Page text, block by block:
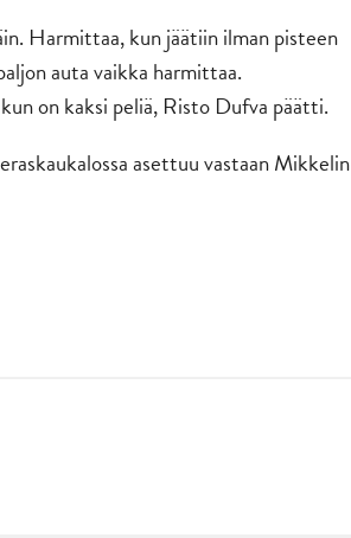
Harmittaa, kun jäätiin ilman pisteen
auta vaikka harmittaa.
on kaksi peliä, Risto Dufva päätti.
asettuu vastaan Mikkelin